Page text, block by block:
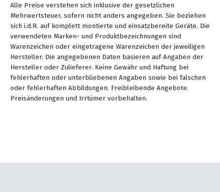
Alle Preise verstehen sich inklusive der gesetzlichen
Mehrwertsteuer, sofern nicht anders angegeben. Sie beziehen
sich i.d.R. auf komplett montierte und einsatzbereite Geräte. Die
verwendeten Marken- und Produktbezeichnungen sind
Warenzeichen oder eingetragene Warenzeichen der jeweiligen
Hersteller. Die angegebenen Daten basieren auf Angaben der
Hersteller oder Zulieferer. Keine Gewähr und Haftung bei
fehlerhaften oder unterbliebenen Angaben sowie bei falschen
oder fehlerhaften Abbildungen. Freibleibende Angebote.
Preisänderungen und Irrtümer vorbehalten.